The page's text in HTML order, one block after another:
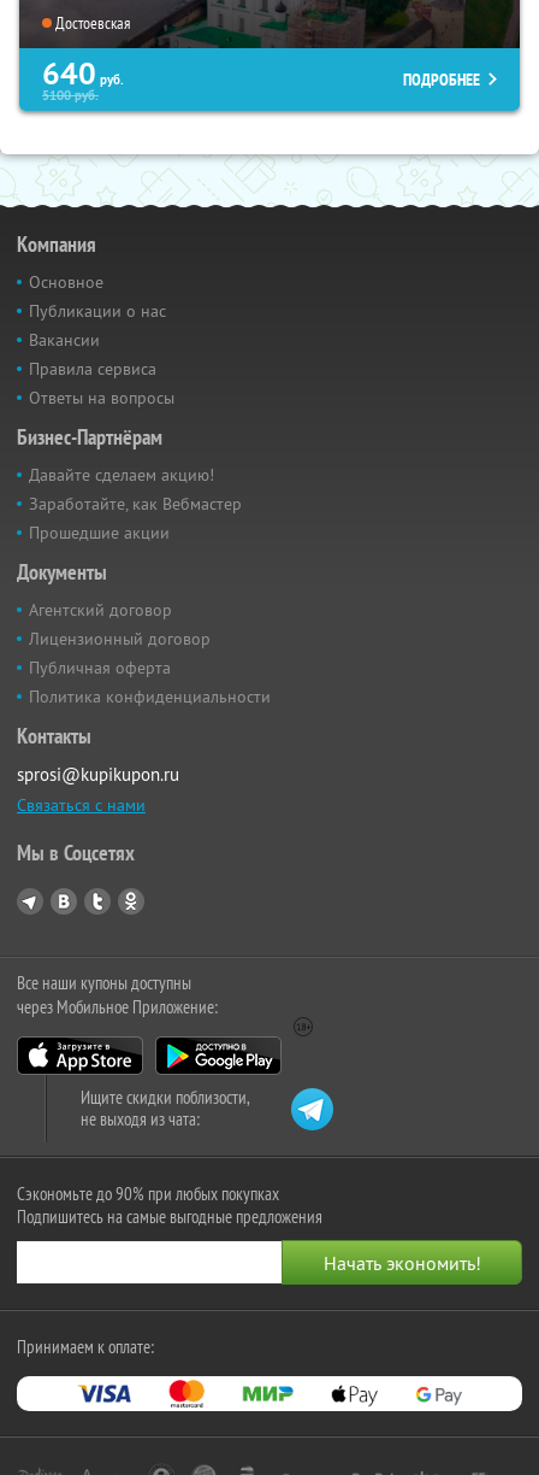
Достоевская
640 руб.
5100руб.
ПОДРОБНЕЕ
Компания
Основное
Публикации о нас
Вакансии
Правила сервиса
Ответы на вопросы
Бизнес-Партнёрам
Давайте сделаем акцию!
Заработайте, как Вебмастер
Прошедшие акции
Документы
Агентский договор
Лицензионный договор
Публичная оферта
Политика конфиденциальности
Контакты
sprosi@kupikupon.ru
Связаться с нами
Мы в Соцсетях
Все наши купоны доступны
через Мобильное Приложение:
Ищите скидки поблизости,
не выходя из чата:
Сэкономьте до 90% при любых покупках
Подпишитесь на самые выгодные предложения
Принимаем к оплате: